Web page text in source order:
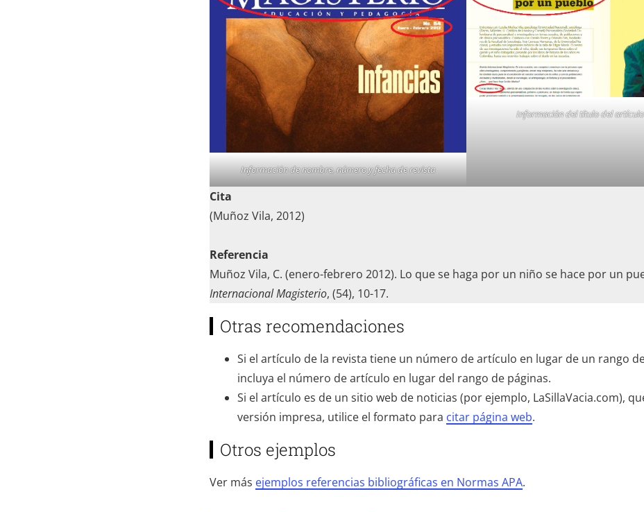
Información de nombre, número y fecha de revista
Información del título del
Cita
(Muñoz Vila, 2012)
Referencia
Muñoz Vila, C. (enero-febrero 2012). Lo que se haga por un niño se hace por un
Internacional Magisterio, (54), 10-17.
Otras recomendaciones
Si el artículo de la revista tiene un número de artículo en lugar de un rango
incluya el número de artículo en lugar del rango de páginas.
Si el artículo es de un sitio web de noticias (por ejemplo, LaSillaVacia.com),
versión impresa, utilice el formato para citar página web.
Otros ejemplos
Ver más ejemplos referencias bibliográficas en Normas APA.